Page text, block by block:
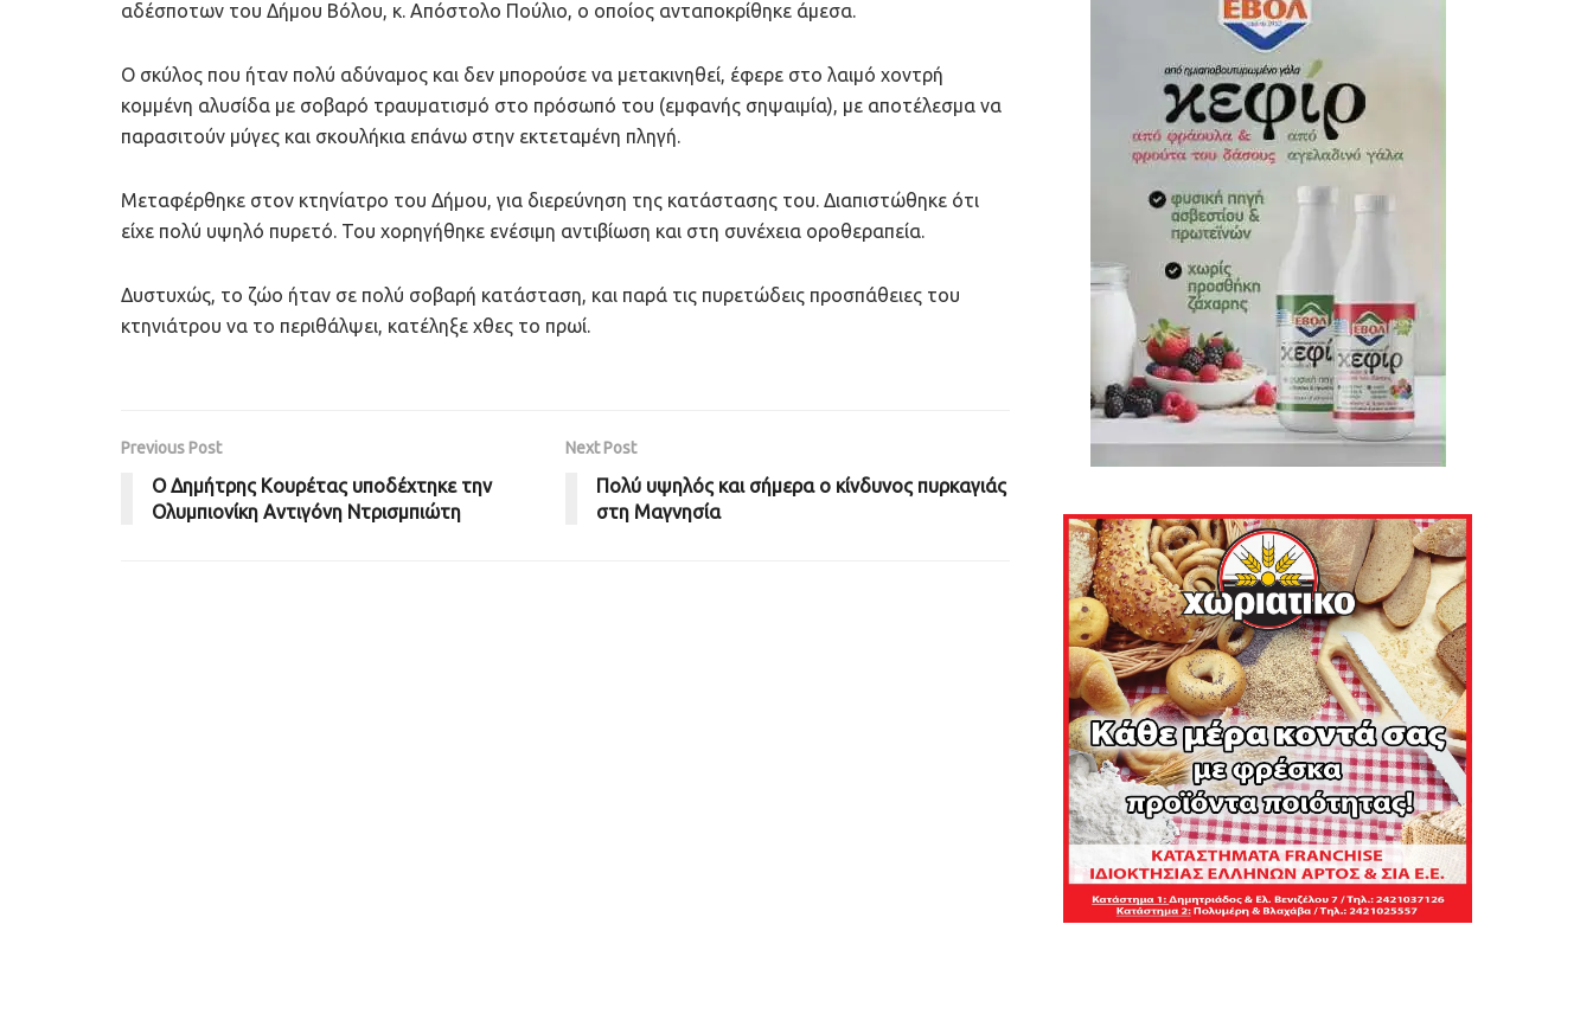
αδέσποτων του Δήμου Βόλου, κ. Απόστολο Πούλιο, ο οποίος ανταποκρίθηκε άμεσα.
Ο σκύλος που ήταν πολύ αδύναμος και δεν μπορούσε να μετακινηθεί, έφερε στο λαιμό χοντρή
κομμένη αλυσίδα με σοβαρό τραυματισμό στο πρόσωπό του (εμφανής σηψαιμία), με αποτέλεσμα να
παρασιτούν μύγες και σκουλήκια επάνω στην εκτεταμένη πληγή.
Μεταφέρθηκε στον κτηνίατρο του Δήμου, για διερεύνηση της κατάστασης του. Διαπιστώθηκε ότι
είχε πολύ υψηλό πυρετό. Του χορηγήθηκε ενέσιμη αντιβίωση και στη συνέχεια οροθεραπεία.
Δυστυχώς, το ζώο ήταν σε πολύ σοβαρή κατάσταση, και παρά τις πυρετώδεις προσπάθειες του
κτηνιάτρου να το περιθάλψει, κατέληξε χθες το πρωί.
Previous Post
Ο Δημήτρης Κουρέτας υποδέχτηκε την
Ολυμπιονίκη Αντιγόνη Ντρισμπιώτη
Next Post
Πολύ υψηλός και σήμερα ο κίνδυνος πυρκαγιάς
στη Μαγνησία